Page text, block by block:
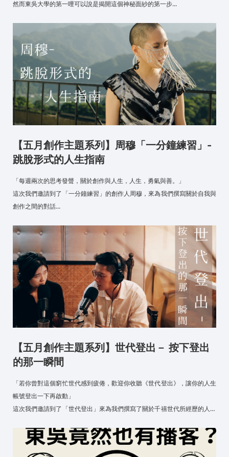
然而東吳大學的第一哩可以說是揭開這個神秘面紗的第一步...
【五月創作主題系列】周穆「一分鐘練習」-
跳脫形式的人生指南
「每週兩次的思考發聲，關於創作與人生，人生，勇氣與善。」
這次我們邀請到了「一分鐘練習」的創作人周穆，來為我們撰寫關於自我與
創作之間的對話...
【五月創作主題系列】世代登出－ 按下登出
的那一瞬間
「若你曾對這個窮忙世代感到疲倦，歡迎你收聽《世代登出》，讓你的人生
帳號登出一下再啟動」
這次我們邀請到了「世代登出」來為我們撰寫了關於千禧世代所經歷的人生